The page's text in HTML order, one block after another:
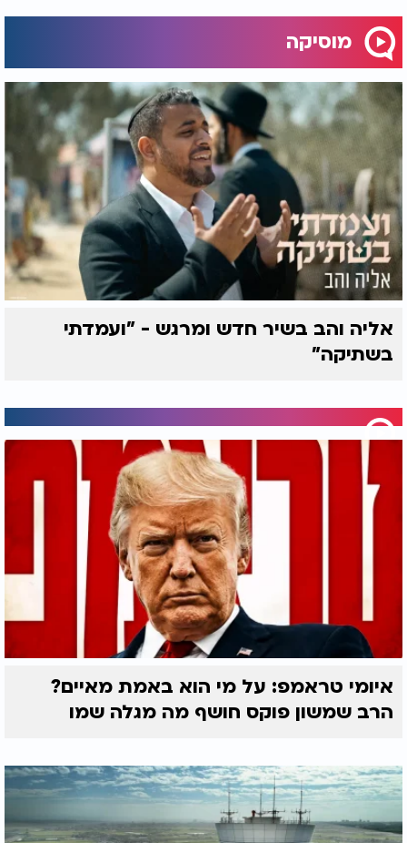
מוסיקה
אליה והב בשיר חדש ומרגש - "ועמדתי
בשתיקה"
איומי טראמפ: על מי הוא באמת מאיים?
הרב שמשון פוקס חושף מה מגלה שמו